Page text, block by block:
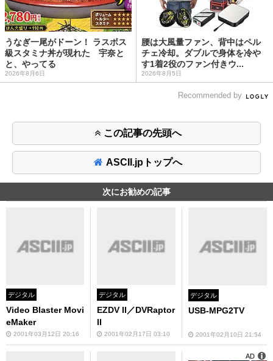
うなぎ一尾がドーン！ ラスボス
級スタミナ丼が現れた 宇奈と
と、やってる
2026年8月6日
腰は大風量ファン、背中はペル
チェ冷却。ダブルで身体を冷や
す1着2役のファン付きウ...
2026年8月5日
Recommended by
この記事の先頭へ
ASCII.jpトップへ
次にお勧めの記事
デジタル
Video Blaster Movi
eMaker
2001年03月12日 20:16
デジタル
EZDV II／DVRaptor
II
2001年02月17日 03:10
デジタル
USB-MPG2TV
2001年02月10日 21:54
AD